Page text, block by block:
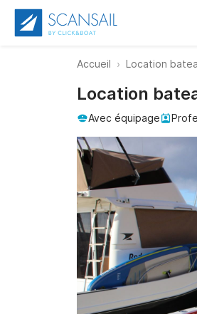
Accueil Location
Location
Avec équipage